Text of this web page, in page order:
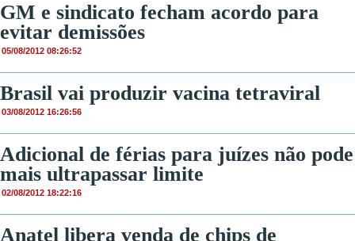
GM e sindicato fecham acordo para
evitar demissões
05/08/2012 08:26:52
Brasil vai produzir vacina tetraviral
03/08/2012 16:26:56
Adicional de férias para juízes não pode
mais ultrapassar limite
02/08/2012 18:22:16
Anatel libera venda de chips de